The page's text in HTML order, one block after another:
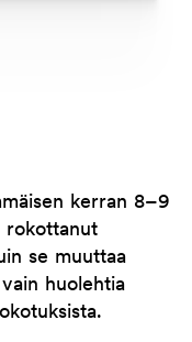
kerran 8–9
rokottanut
se muuttaa
huolehtia